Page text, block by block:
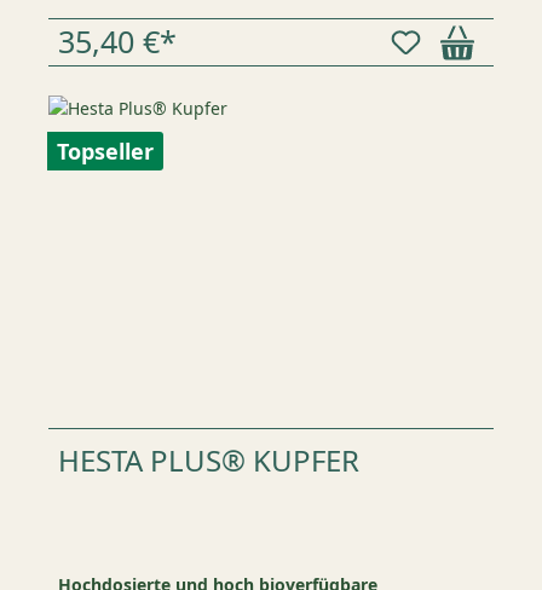
35,40 €*
Topseller
HESTA PLUS® KUPFER
Hochdosierte und hoch bioverfügbare